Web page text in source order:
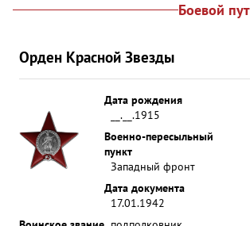
Боевой
Орден Красной Звезды
Дата рождения
__.__.1915
Военно-пересыльный
пункт
Западный фронт
Дата документа
17.01.1942